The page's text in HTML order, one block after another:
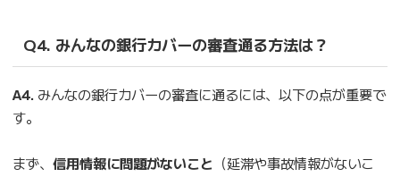
Q4. みんなの銀行カバーの審査通る方法は？
A4. みんなの銀行カバーの審査に通るには、以下の点が重要で
す。
まず、 信用情報に問題がないこと （延滞や事故情報がないこ